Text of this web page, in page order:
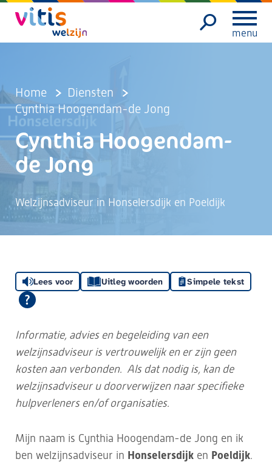
menu
Home
Diensten
Cynthia Hoogendam-de Jong
Cynthia Hoogendam-
de Jong
Welzijnsadviseur in Honselersdijk en Poeldijk
Lees voor Uitleg woorden Simpele tekst
Informatie, advies en begeleiding van een
welzijnsadviseur is vertrouwelijk en er zijn geen
kosten aan verbonden. Als dat nodig is, kan de
welzijnsadviseur u doorverwijzen naar specifieke
hulpverleners en/of organisaties.
Mijn naam is Cynthia Hoogendam-de Jong en ik
ben welzijnsadviseur in Honselersdijk en Poeldijk.